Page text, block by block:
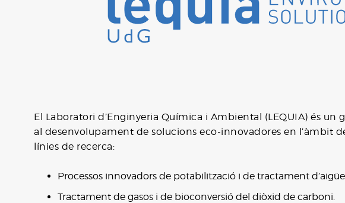
El Laboratori d’Enginyeria Química i Ambiental (LEQUIA) és un
al desenvolupament de solucions eco-innovadores en l’àmbit
línies de recerca:
Processos innovadors de potabilització i de tractament
Tractament de gasos i de bioconversió del diòxid de carboni.